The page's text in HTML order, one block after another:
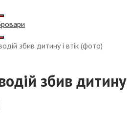
збив дитину і втік (фото)
збив дитину